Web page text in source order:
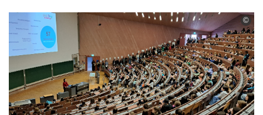
©